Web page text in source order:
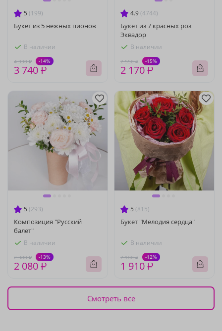
5 (199)
Букет из 5 нежных пионов
В наличии
4 330 ₽ -14%
3 740 ₽
4.9 (4744)
Букет из 7 красных роз
Эквадор
В наличии
2 550 ₽ -15%
2 170 ₽
5 (293)
Композиция "Русский
балет"
В наличии
2 380 ₽ -13%
2 080 ₽
5 (815)
Букет "Мелодия сердца"
В наличии
2 180 ₽ -12%
1 910 ₽
Смотреть все